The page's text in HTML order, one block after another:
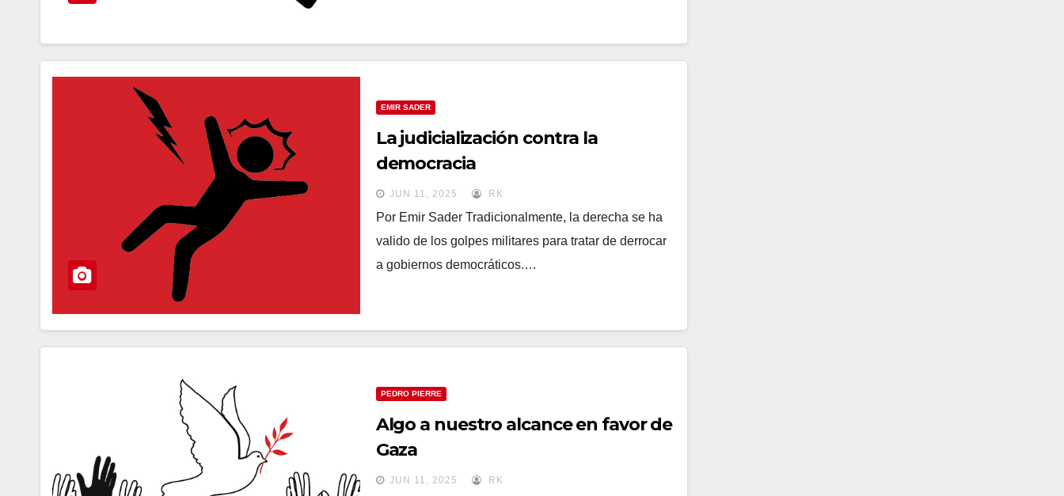
EMIR SADER
La judicialización contra la
democracia
JUN 11, 2025 RK
Por Emir Sader Tradicionalmente, la derecha se ha
valido de los golpes militares para tratar de derrocar
a gobiernos democráticos.…
PEDRO PIERRE
Algo a nuestro alcance en favor de
Gaza
JUN 11, 2025 RK